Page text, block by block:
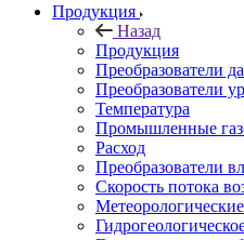
Продукция
Назад
Продукция
Преобразователи
Преобразователи
Температура
Промышленные
Расход
Преобразователи
Скорость потока